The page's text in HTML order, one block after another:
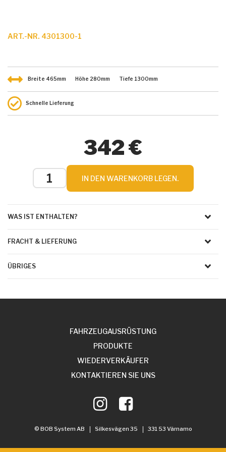
ART.-NR. 4301300-1
Breite 465mm Höhe 280mm Tiefe 1300mm
Schnelle Lieferung
342 €
IN DEN WARENKORB LEGEN.
WAS IST ENTHALTEN?
FRACHT & LIEFERUNG
ÜBRIGES
FAHRZEUGAUSRÜSTUNG
PRODUKTE
WIEDERVERKÄUFER
KONTAKTIEREN SIE UNS
© BOB System AB Silkesvägen 35 331 53 Värnamo